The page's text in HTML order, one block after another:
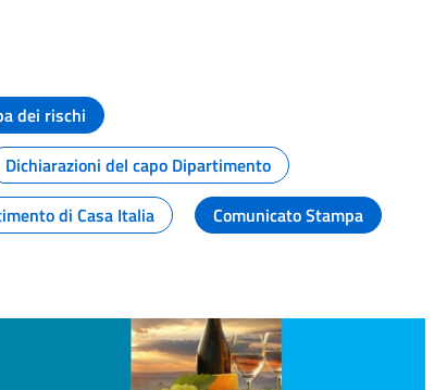
dei rischi
Dichiarazioni del capo Dipartimento
di Casa Italia
Comunicato Stampa